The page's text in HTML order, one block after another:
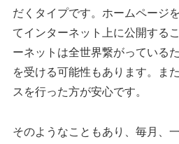
だくタイプです。ホームページ
てインターネット上に公開する
ーネットは全世界繋がっている
を受ける可能性もあります。ま
スを行った方が安心です。
そのようなこともあり、毎月、